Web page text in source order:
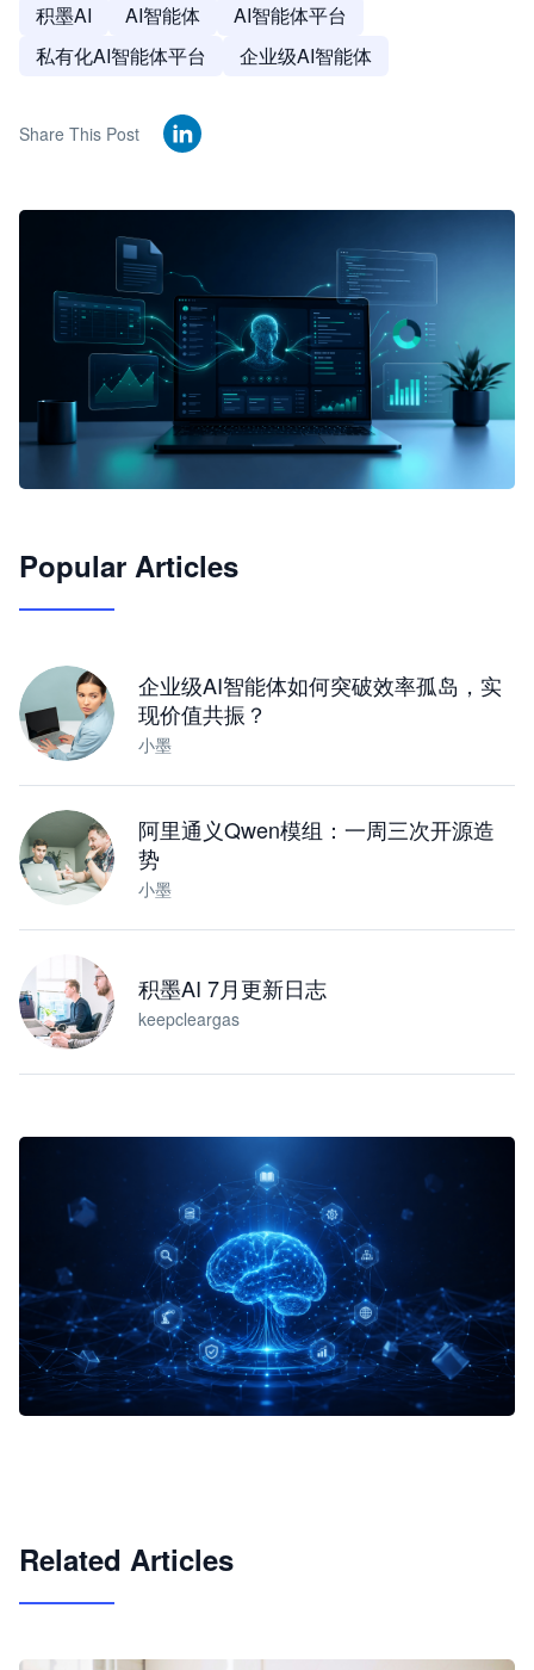
积墨AI
AI智能体
AI智能体平台
私有化AI智能体平台
企业级AI智能体
Share This Post
JimoClaw 桌面 AI Agent 工作台
Popular Articles
企业级AI智能体如何突破效率孤岛，实
现价值共振？
小墨
阿里通义Qwen模组：一周三次开源造
势
小墨
积墨AI 7月更新日志
keepcleargas
Related Articles